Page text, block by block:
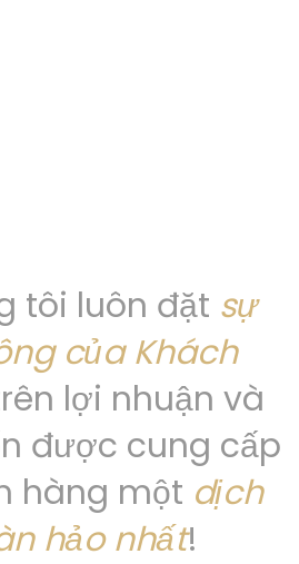
tôi luôn đặt sự
của Khách
lợi nhuận và
được cung cấp
hàng một dịch
hảo nhất!